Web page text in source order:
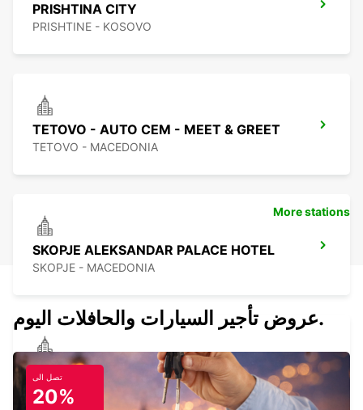
PRISHTINA CITY
PRISHTINE - KOSOVO
TETOVO - AUTO CEM - MEET & GREET
TETOVO - MACEDONIA
SKOPJE ALEKSANDAR PALACE HOTEL
SKOPJE - MACEDONIA
SKOPJE HOTEL TCC GRAND PLAZA
SKOPJE - MACEDONIA
More stations
عروض تأجير السيارات والحافلات اليوم.
تصل الى
20%